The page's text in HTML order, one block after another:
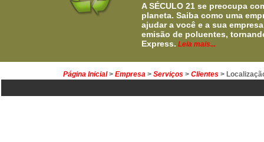
A SÉCULO 21 se preocupa
planeta. Saiba como uma
ajudar a você e a sua
emisão de poluentes,
Express. Leia mais...
Página Inicial> Empresa > Serviços > Clientes >